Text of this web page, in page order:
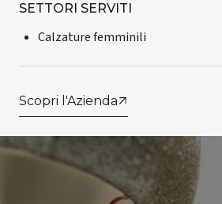
SETTORI SERVITI
Calzature femminili
Scopri l'Azienda